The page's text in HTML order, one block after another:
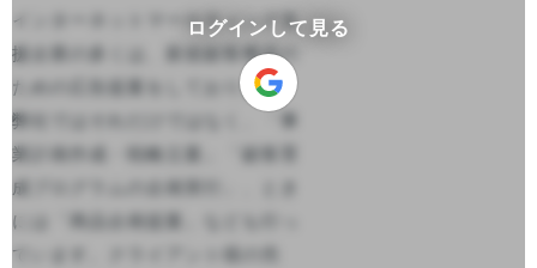
インターネットマーケティング支
援企業の多くは、新規顧客獲得の
ための広告提案をしております。
弊社ではそれだけではなく、「事
業計画作成・戦略立案」「顧客育
成プログラムの企画実行」、とき
には「商品企画提案」なども行っ
ています。クライアント様の売
ログインして見る